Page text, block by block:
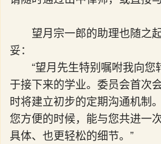
望月宗一郎的助理也随之
妥：
“望月先生特别嘱咐我向
于接下来的学业。委员会首次
时将建立初步的定期沟通机制
您方便的时候，能与您共进一
具体、也更轻松的细节。”